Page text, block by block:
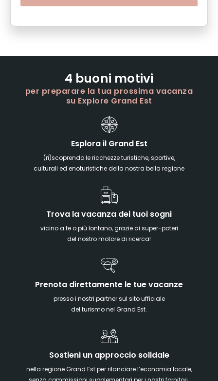
4 buoni motivi
per preparare la tua prossima vacanza
su Explore Grand Est
Esplora il Grand Est
(ri)scoprendo le ricchezze turistiche, sportive,
culturali ed enoturistiche della nostra bella regione
Trova la vacanza dei tuoi sogni
vicino a te o più lontano, grazie ai super-poteri
del nostro motore di ricerca!
Prenota direttamente le tue vacanze
presso i nostri partner sul sito ufficiale
del turismo nel Grand Est.
Sostieni un approccio solidale
nella regione Grand Est per rilanciare l’economia locale,